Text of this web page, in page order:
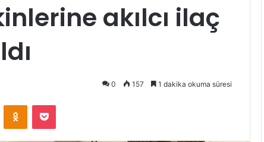
akılcı ilaç
0 157 1 dakika okuma süresi
Odnoklassniki
Pocket